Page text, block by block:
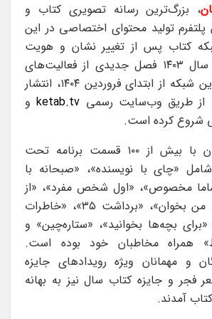
، بزرگ‌ترین رسانه تصویری کتاب و
تولید محتوای اختصاصی در این
کتاب پس از تغییر نشان و هویت
بصری از زمستان سال ۱۴۰۳ فصل جدیدی از فعالیت‌های
خود را آغاز کرد. این شبکه از ابتدای فروردین ۱۴۰۴، انتشار
از طریق وب‌سایت رسمی ketab.tvو
شروع کرده است.
شبکه کتاب تاکنون با بیش از ۱۰۰ قسمت برنامه تحت
«چای با نویسنده»، «صبحانه با
مخصوص»، «اول شخص مفرد»، «از
چشم سینما»، «با من بخوان»، «برداشت ۳۵»، «خاطرات
بچه‌ها بخوانید»، «ستاره‌چین» و
همراه مخاطبان خود بوده است.
و مهمانان ویژه رویدادهای جایزه
فجر و جایزه کتاب سال نیز به بهانه
آمدند.